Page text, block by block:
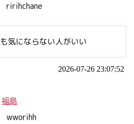
ririhchane
気にならない人がいい
2026-07-26 23:07:52
福島
wworihh